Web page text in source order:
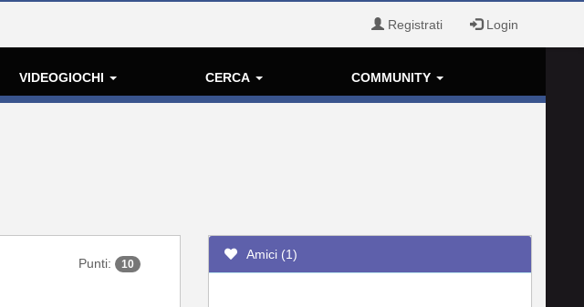
Registrati Login
VIDEOGIOCHI CERCA COMMUNITY
Punti: 10
Amici (1)